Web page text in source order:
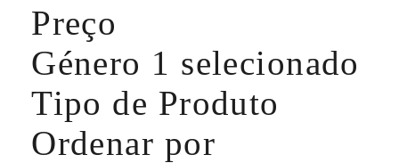
Preço
Género 1 selecionado
Tipo de Produto
Ordenar por